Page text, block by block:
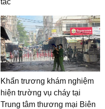
tắc
Khẩn trương khám nghiệm
hiện trường vụ cháy tại
Trung tâm thương mại Biên